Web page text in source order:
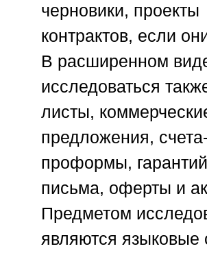
черновики, проекты
контрактов, если
В расширенном
исследоваться
листы,
предложения,
проформы,
письма, оферты и
Предметом
являются языковые